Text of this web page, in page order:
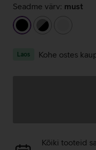
Seadme värv: must
musthall/must
Laos Kohe ostes
laadimine
AndmeteKõiki tooteid